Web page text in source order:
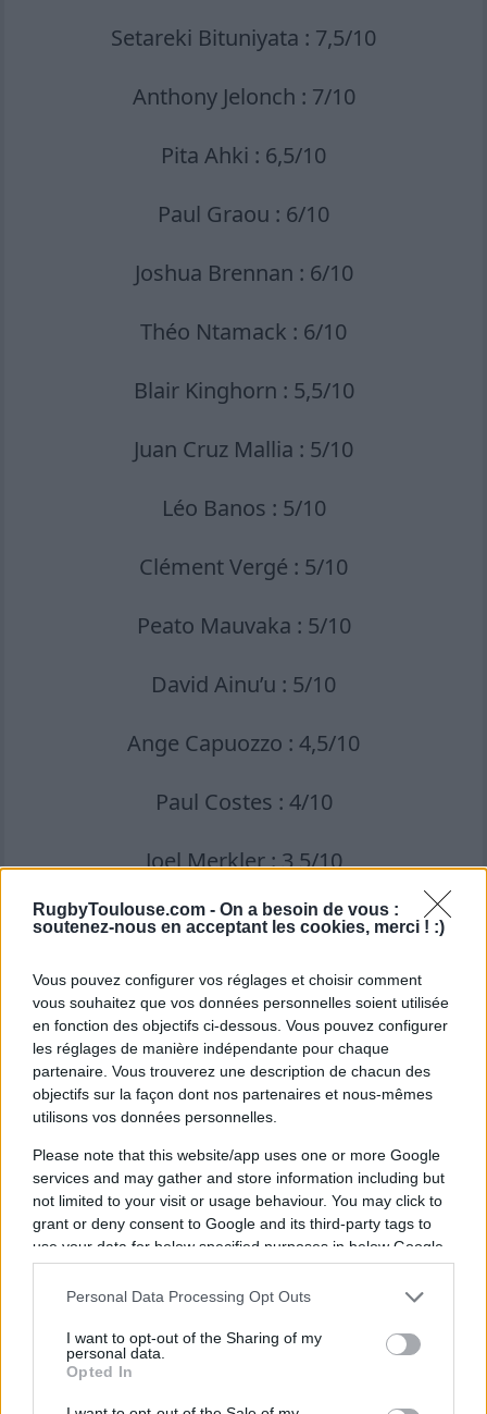
RugbyToulouse.com - On a besoin de vous :
soutenez-nous en acceptant les cookies, merci ! :)
Vous pouvez configurer vos réglages et choisir comment
vous souhaitez que vos données personnelles soient utilisée
en fonction des objectifs ci-dessous. Vous pouvez configurer
les réglages de manière indépendante pour chaque
partenaire. Vous trouverez une description de chacun des
objectifs sur la façon dont nos partenaires et nous-mêmes
utilisons vos données personnelles.
Please note that this website/app uses one or more Google
services and may gather and store information including but
not limited to your visit or usage behaviour. You may click to
grant or deny consent to Google and its third-party tags to
use your data for below specified purposes in below Google
consent section.
Personal Data Processing Opt Outs
I want to opt-out of the Sharing of my
personal data.
Opted In
Setareki Bituniyata : 7,5/10
Anthony Jelonch : 7/10
Pita Ahki : 6,5/10
Paul Graou : 6/10
Joshua Brennan : 6/10
Théo Ntamack : 6/10
Blair Kinghorn : 5,5/10
Juan Cruz Mallia : 5/10
Léo Banos : 5/10
Clément Vergé : 5/10
Peato Mauvaka : 5/10
David Ainu’u : 5/10
Ange Capuozzo : 4,5/10
Paul Costes : 4/10
Joel Merkler : 3,5/10
Les notes du LOU par Rugbyrama
Davit Niniashvili : 8/10
Monty Ioane : 7/10
Beka Saghinadze : 7/10